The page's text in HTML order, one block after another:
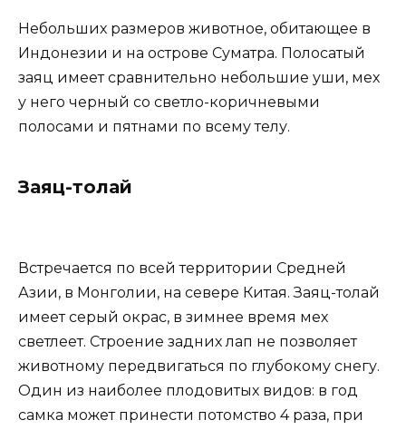
Небольших размеров животное, обитающее в
Индонезии и на острове Суматра. Полосатый
заяц имеет сравнительно небольшие уши, мех
у него черный со светло-коричневыми
полосами и пятнами по всему телу.
Заяц-толай
Встречается по всей территории Средней
Азии, в Монголии, на севере Китая. Заяц-толай
имеет серый окрас, в зимнее время мех
светлеет. Строение задних лап не позволяет
животному передвигаться по глубокому снегу.
Один из наиболее плодовитых видов: в год
самка может принести потомство 4 раза, при